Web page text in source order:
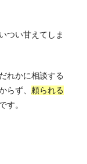
つい甘えてしま
れかに相談する
らず、 頼られる
す。